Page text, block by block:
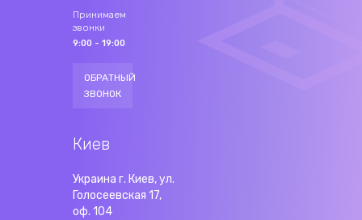
Принимаем
звонки
9:00 - 19:00
ОБРАТНЫЙ
ЗВОНОК
Киев
Украина г. Киев, ул.
Голосеевская 17,
оф. 104